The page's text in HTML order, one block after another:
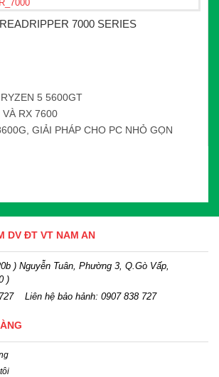
7000 SERIES
5 5600GT
RX 7600
GIẢI PHÁP CHO PC NHỎ GỌN
DV ĐT VT NAM AN
) Nguyễn Tuân, Phường 3, Q.Gò Vấp,
)
Liên hệ bảo hảnh: 0907 838 727